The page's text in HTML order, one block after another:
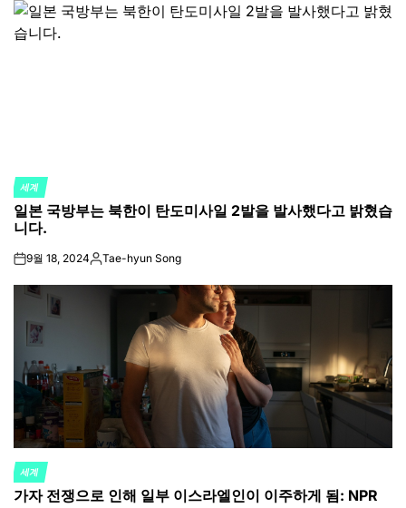
POSTED
IN
세계
일본 국방부는 북한이 탄도미사일 2발을 발사했다고 밝혔습
니다.
on9월 18, 2024Posted
Tae-hyun Song
POSTED
IN
세계
가자 전쟁으로 인해 일부 이스라엘인이 이주하게 됨: NPR